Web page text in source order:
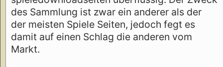
des Sammlung ist zwar ein anderer als der
der meisten Spiele Seiten, jedoch fegt es
damit auf einen Schlag die anderen vom
Markt.